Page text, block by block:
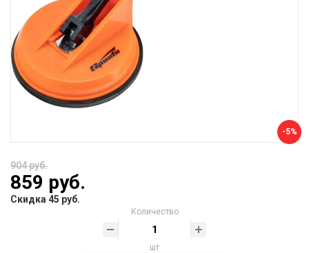
-5%
904 руб.
859 руб.
Скидка 45 руб.
Количество
шт